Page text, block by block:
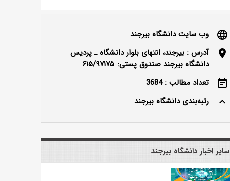
language
وب سایت دانشگاه بیرجند
location_on
آدرس : بیرجند، انتهای بلوار دانشگاه ـ پردیس
دانشگاه بیرجند صندوق پستی: ۶۱۵/۹۷۱۷۵
event_note
تعداد مطالب : 3684
keyboard_arrow_up
رتبه‌بندی دانشگاه بیرجند
سایر اخبار دانشگاه بیرجند